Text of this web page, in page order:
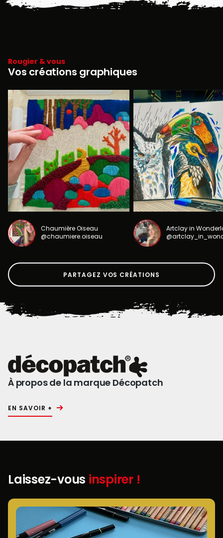
Rougier & vous
Vos créations graphiques
Chaumière Oiseau
@chaumiere.oiseau
Artclay in
PARTAGEZ VOS CRÉATIONS
À propos de la marque Décopatch
EN SAVOIR +
Laissez-vous inspirer !